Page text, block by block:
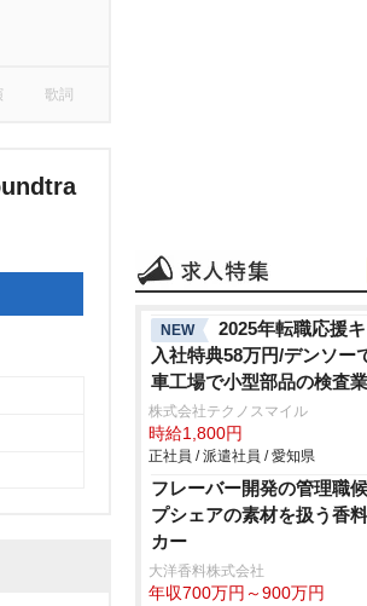
歌詞
NEW
2025年転職応援
入社特典58万円/デンソー
車工場で小型部品の検査
aichi
株式会社テクノスマイル
時給1,800円
正社員 / 派遣社員 / 愛知県
フレーバー開発の管理職
プシェアの素材を扱う香
カー
大洋香料株式会社
年収700万円～900万円